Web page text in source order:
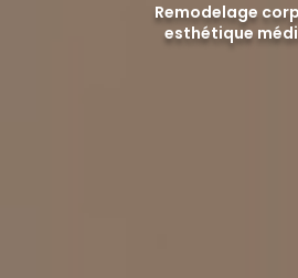
Remodelage
esthétique